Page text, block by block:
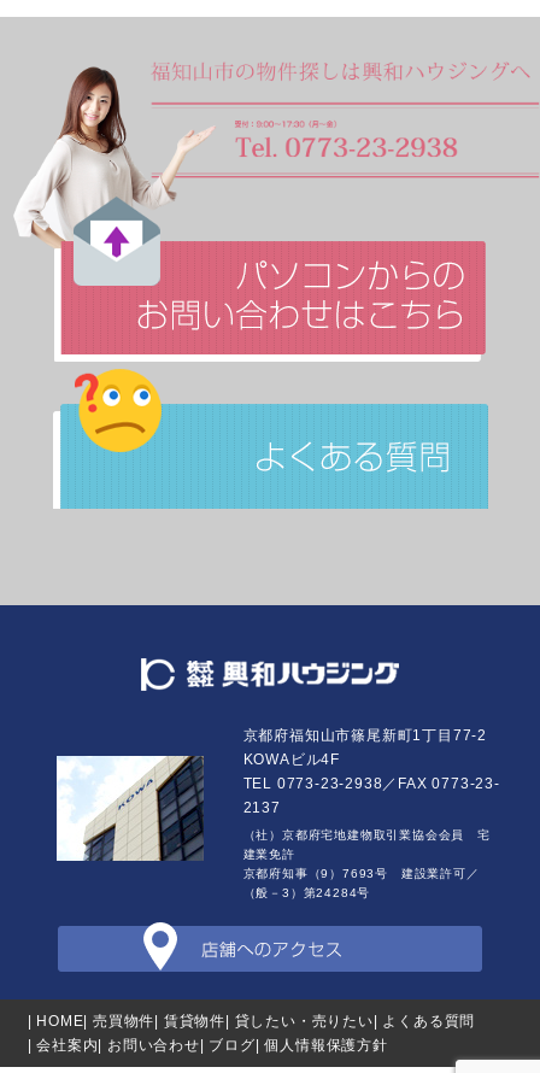
京都府福知山市篠尾新町1丁目77-2
KOWAビル4F
TEL 0773-23-2938／FAX 0773-23-
2137
（社）京都府宅地建物取引業協会会員 宅
建業免許
京都府知事（9）7693号 建設業許可／
（般－3）第24284号
| HOME | 売買物件 | 賃貸物件 | 貸したい・売りたい | よくある質問
| 会社案内 | お問い合わせ | ブログ | 個人情報保護方針